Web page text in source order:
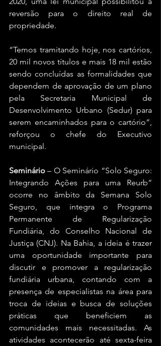
reversão para o direito real de
propriedade.
“Temos tramitando hoje, nos cartórios,
20 mil novos títulos e mais 18 mil estão
sendo concluídas as formalidades que
dependem de aprovação de um plano
pela Secretaria Municipal de
Desenvolvimento Urbano (Sedur) para
serem encaminhados para o cartório”,
reforçou o chefe do Executivo
municipal.
Seminário – O Seminário “Solo Seguro:
Integrando Ações para uma Reurb”
ocorre no âmbito da Semana Solo
Seguro, que integra o Programa
Permanente de Regularização
Fundiária, do Conselho Nacional de
Justiça (CNJ). Na Bahia, a ideia é trazer
uma oportunidade importante para
discutir e promover a regularização
fundiária urbana, contando com a
presença de especialistas na área para
troca de ideias e busca de soluções
práticas que beneficiem as
comunidades mais necessitadas. As
atividades acontecerão até sexta-feira